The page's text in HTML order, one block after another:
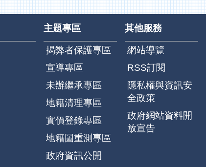
主題專區
揭弊者保護專區
宣導專區
未辦繼承專區
地籍清理專區
實價登錄專區
地籍圖重測專區
政府資訊公開
其他服務
網站導覽
RSS訂閱
隱私權與資訊安
全政策
政府網站資料開
放宣告